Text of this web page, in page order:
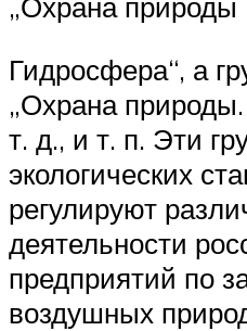
Гидросфера“, а
„Охрана
т. д., и т. п. Эти
экологических
регулируют
деятельности
предприятий по
воздушных